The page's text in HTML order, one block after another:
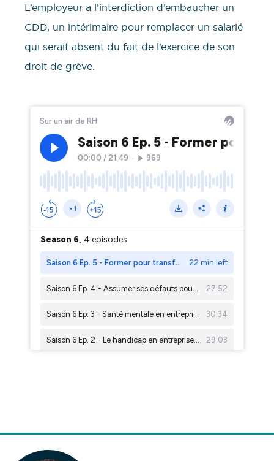
L’employeur a l’interdiction d’embaucher un
CDD, un intérimaire pour remplacer un salarié
qui serait absent du fait de l’exercice de son
droit de grève.